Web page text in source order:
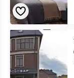
«Solo»
отель